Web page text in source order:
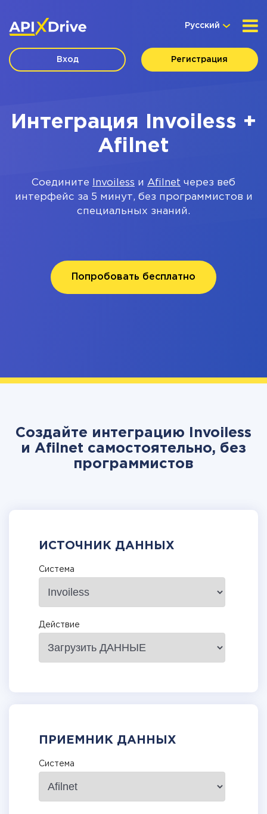
Русский
Вход Регистрация
Интеграция Invoiless +
Afilnet
Соедините Invoiless и Afilnet через веб
интерфейс за 5 минут, без программистов и
специальных знаний.
Попробовать бесплатно
Создайте интеграцию Invoiless
и Afilnet самостоятельно, без
программистов
ИСТОЧНИК ДАННЫХ
Система
Действие
ПРИЕМНИК ДАННЫХ
Система